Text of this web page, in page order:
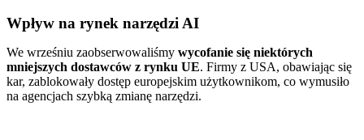
Wpływ na rynek narzędzi AI
We wrześniu zaobserwowaliśmy wycofanie się niektórych
mniejszych dostawców z rynku UE. Firmy z USA, obawiając się
kar, zablokowały dostęp europejskim użytkownikom, co wymusiło
na agencjach szybką zmianę narzędzi.